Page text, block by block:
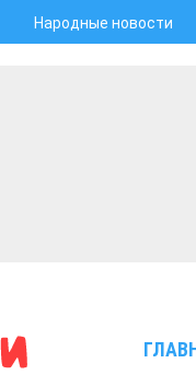
Народные новости